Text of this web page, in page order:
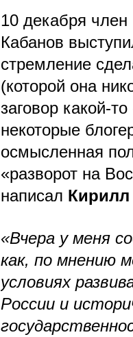
10 декабря
Кабанов
стремление
(которой она
заговор какой-
некоторые
осмысленная
«разворот на
написал
«Вчера у меня
как, по мнению
условиях
России и